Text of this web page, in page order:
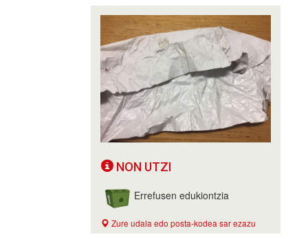
NON UTZI
Errefusen edukiontzia
Zure udala edo posta-kodea sar ezazu